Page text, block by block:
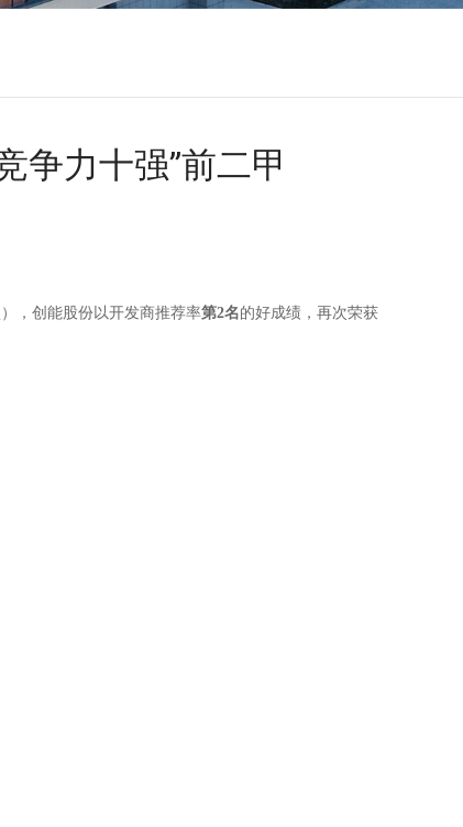
争力十强”前二甲
，创能股份以开发商推荐率第2名的好成绩，再次荣获